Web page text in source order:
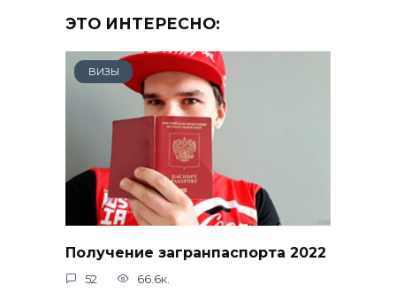
ЭТО ИНТЕРЕСНО:
ВИЗЫ
Получение загранпаспорта 2022
52 66.6к.